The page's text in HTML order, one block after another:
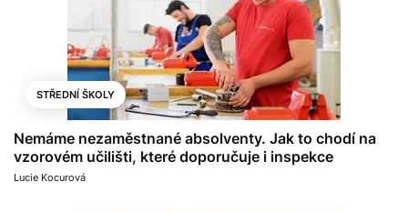
STŘEDNÍ ŠKOLY
Nemáme nezaměstnané absolventy. Jak to chodí na
vzorovém učilišti, které doporučuje i inspekce
Lucie Kocurová